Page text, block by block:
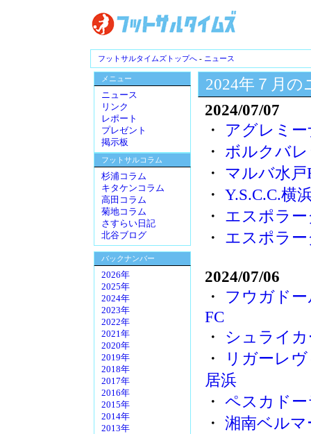
フットサルタイムズトップへ - ニュース
メニュー
ニュース
リンク
レポート
プレゼント
掲示板
フットサルコラム
杉浦コラム
キタケンコラム
高田コラム
菊地コラム
さすらい日記
北谷ブログ
バックナンバー
2026年
2025年
2024年
2023年
2022年
2021年
2020年
2019年
2018年
2017年
2016年
2015年
2014年
2013年
2024年７月の
2024/07/07
・ アグレミ
・ ボルクバ
・ マルバ水戸
・ Y.S.C.C.横
・ エスポラ
・ エスポラ
2024/07/06
・ フウガド
FC
・ シュライ
・
リガーレ
居浜
・ ペスカド
・ 湘南ベル